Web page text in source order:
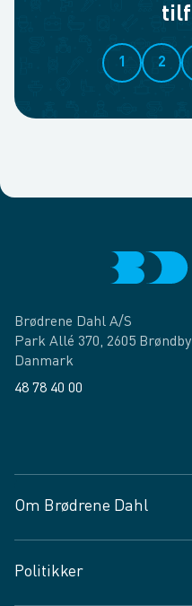
1 2
Brødrene Dahl A/S
Park Allé 370, 2605 Brøndby
Danmark
48 78 40 00
Om Brødrene Dahl
Vagttelefon 30 10 89 89
Politikker